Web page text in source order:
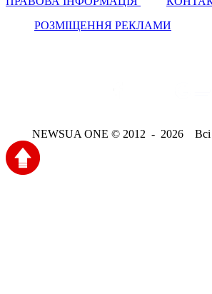
РОЗМІЩЕННЯ РЕКЛАМИ
NEWSUA ONE © 2012 - 2026 Всі